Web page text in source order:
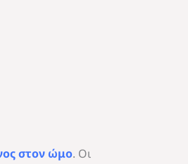
στον ώμο. Οι